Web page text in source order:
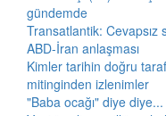
gündemde
Transatlantik:
ABD-İran anlaşması
Kimler tarihin doğru
mitinginden izlenimler
"Baba ocağı" diye diye...